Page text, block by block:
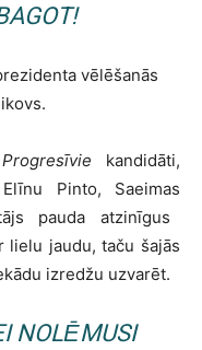
vēlēšanās
Progresīvie kandidāti,
Pinto, Saeimas
pauda atzinīgus
lielu jaudu, taču šajās
izredžu uzvarēt.
NOLĒMUSI